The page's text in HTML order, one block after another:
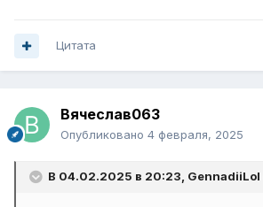
Цитата
Вячеслав063
Опубликовано 4 февраля, 2025
В 04.02.2025 в 20:23, GennadiiLol